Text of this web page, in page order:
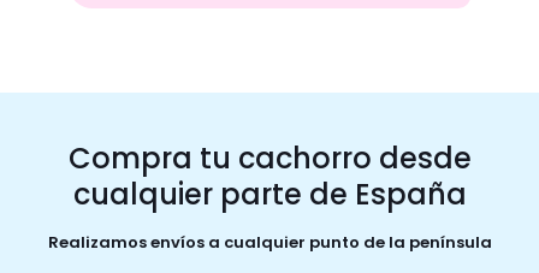
Compra tu cachorro desde
cualquier parte de España
Realizamos envíos a cualquier punto de la península